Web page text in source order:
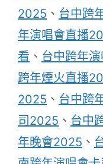
2025 、 台中跨
年演唱會直播
看 、 台中跨年
跨年煙火直播
2025 、 台中跨
司2025 、 台中
年晚會2025 、